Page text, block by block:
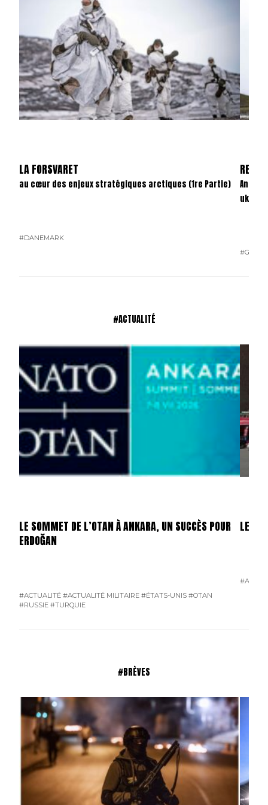
LA FORSVARET
au cœur des enjeux stratégiques arctiques (1re Partie)
#DANEMARK
#ACTUALITÉ
LE SOMMET DE L’OTAN À ANKARA, UN SUCCÈS POUR
ERDOĞAN
#ACTUALITÉ #ACTUALITÉ MILITAIRE #ÉTATS-UNIS #OTAN
#RUSSIE #TURQUIE
LES
#BRÈVES